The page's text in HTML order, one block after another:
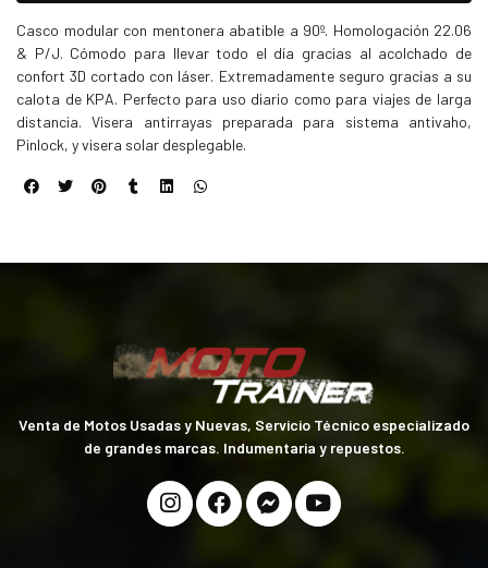
Casco modular con mentonera abatible a 90º. Homologación 22.06
& P/J. Cómodo para llevar todo el día gracias al acolchado de
confort 3D cortado con láser. Extremadamente seguro gracias a su
calota de KPA. Perfecto para uso diario como para viajes de larga
distancia. Visera antirrayas preparada para sistema antivaho,
Pinlock, y visera solar desplegable.
Venta de Motos Usadas y Nuevas, Servicio Técnico especializado
de grandes marcas. Indumentaria y repuestos.